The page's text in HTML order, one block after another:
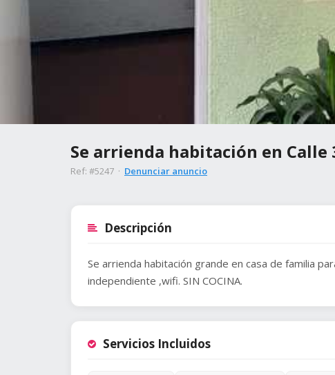
Se arrienda habitación en Calle
Ref: #5247 · Denunciar anuncio
Descripción
Se arrienda habitación grande en casa de familia
independiente ,wifi. SIN COCINA.
Servicios Incluidos